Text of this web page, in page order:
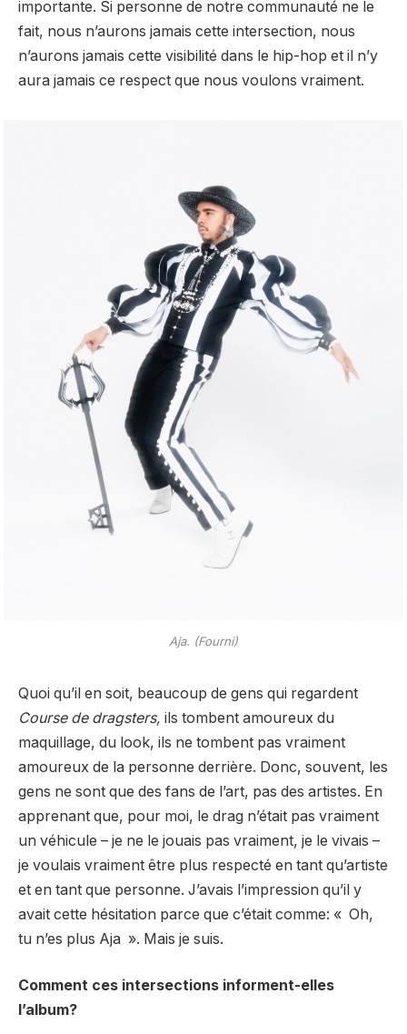
importante. Si personne de notre communauté ne le
fait, nous n’aurons jamais cette intersection, nous
n’aurons jamais cette visibilité dans le hip-hop et il n’y
aura jamais ce respect que nous voulons vraiment.
Aja. (Fourni)
Quoi qu’il en soit, beaucoup de gens qui regardent
Course de dragsters, ils tombent amoureux du
maquillage, du look, ils ne tombent pas vraiment
amoureux de la personne derrière. Donc, souvent, les
gens ne sont que des fans de l’art, pas des artistes. En
apprenant que, pour moi, le drag n’était pas vraiment
un véhicule – je ne le jouais pas vraiment, je le vivais –
je voulais vraiment être plus respecté en tant qu’artiste
et en tant que personne. J’avais l’impression qu’il y
avait cette hésitation parce que c’était comme: « Oh,
tu n’es plus Aja ». Mais je suis.
Comment ces intersections informent-elles
l’album?